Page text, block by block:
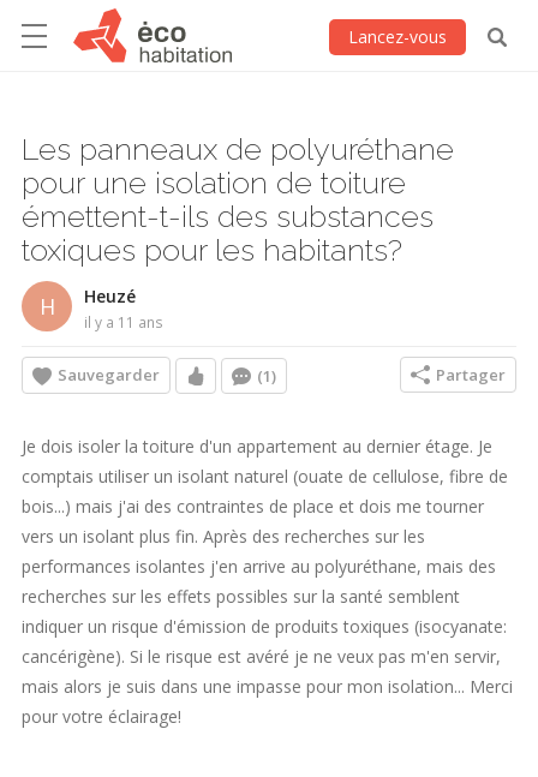
Lancez-vous
Les panneaux de polyuréthane
pour une isolation de toiture
émettent-t-ils des substances
toxiques pour les habitants?
H Heuzé
il y a 11 ans
Sauvegarder (1) Partager
Je dois isoler la toiture d'un appartement au dernier étage. Je
comptais utiliser un isolant naturel (ouate de cellulose, fibre de
bois...) mais j'ai des contraintes de place et dois me tourner
vers un isolant plus fin. Après des recherches sur les
performances isolantes j'en arrive au polyuréthane, mais des
recherches sur les effets possibles sur la santé semblent
indiquer un risque d'émission de produits toxiques (isocyanate:
cancérigène). Si le risque est avéré je ne veux pas m'en servir,
mais alors je suis dans une impasse pour mon isolation... Merci
pour votre éclairage!